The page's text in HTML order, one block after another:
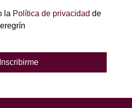
la Política de privacidad de
Inscribirme